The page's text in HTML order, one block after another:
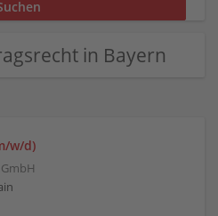
in Bayern
w/d)